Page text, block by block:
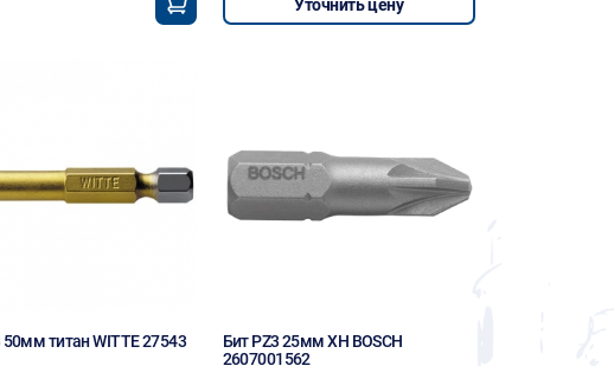
Уточнить цену
50мм титан WITTE 27543
Бит PZ3 25мм XH BOSCH
2607001562